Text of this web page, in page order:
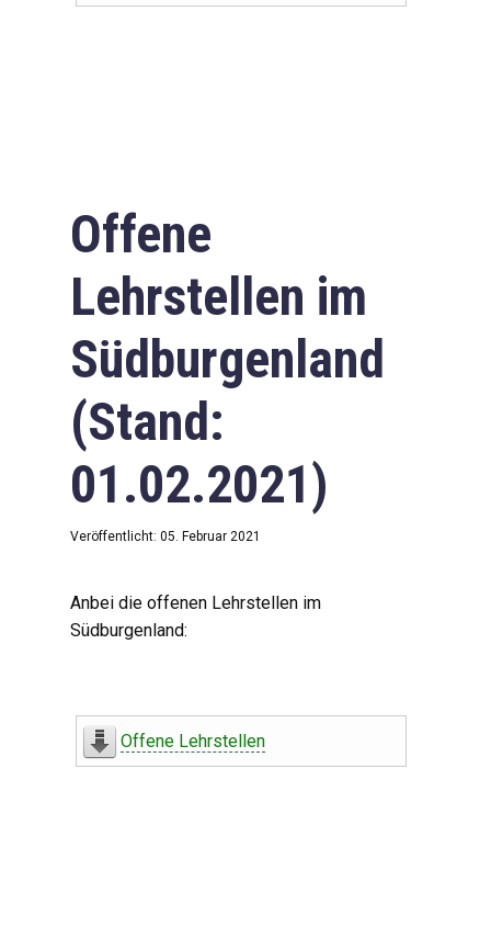
Offene
Lehrstellen im
Südburgenland
(Stand:
01.02.2021)
Veröffentlicht: 05. Februar 2021
Anbei die offenen Lehrstellen im
Südburgenland:
Offene Lehrstellen